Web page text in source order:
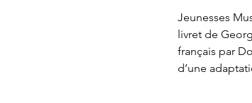
Jeunesses
livret de
français par
d’une